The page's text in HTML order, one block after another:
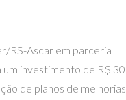
RS-Ascar em parceria
investimento de R$ 30
de planos de melhorias